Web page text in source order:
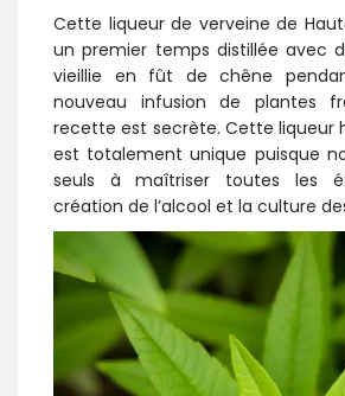
Cette liqueur de verveine de
un premier temps distillée avec
vieillie en fût de chêne
nouveau infusion de plantes
recette est secrète. Cette liqueur
est totalement unique puisque
seuls à maîtriser toutes les
création de l’alcool et la culture